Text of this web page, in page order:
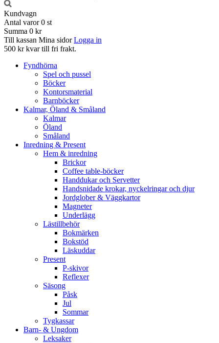
Kundvagn
Antal varor 0 st
Summa 0 kr
Till kassan Mina sidor Logga in
500 kr kvar till fri frakt.
Fyndhörna
Spel och pussel
Böcker
Kontorsmaterial
Barnböcker
Kalmar, Öland & Småland
Kalmar
Öland
Småland
Inredning & Present
Hem & inredning
Brickor
Coffee table-böcker
Handdukar och Servetter
Handsnidade krokar, nyckelringar och djur
Jordglober & Väggkartor
Magneter
Underlägg
Lästillbehör
Bokmärken
Bokstöd
Läskuddar
Present
P-skivor
Reflexer
Säsong
Påsk
Jul
Sommar
Tygkassar
Barn- & Ungdom
Leksaker